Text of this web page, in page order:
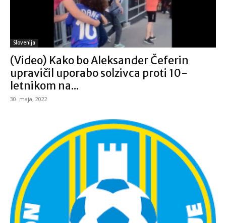
Slovenija
(Video) Kako bo Aleksander Čeferin
upravičil uporabo solzivca proti 10-
letnikom na...
30. maja, 2022